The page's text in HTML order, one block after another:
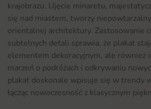
krajobrazu. Ujęcie minaretu,
się nad miastem, tworzy
orientalnej architektury. Zastosowanie
subtelnych detali sprawia, że plakat
elementem dekoracyjnym, ale również
marzeń o podróżach i odkrywaniu
plakat doskonale wpisuje się w trendy
łącząc nowoczesność z klasycznym